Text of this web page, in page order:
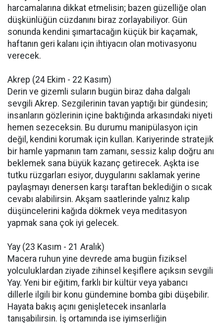
harcamalarına dikkat etmelisin; bazen güzelliğe olan
düşkünlüğün cüzdanını biraz zorlayabiliyor. Gün
sonunda kendini şımartacağın küçük bir kaçamak,
haftanın geri kalanı için ihtiyacın olan motivasyonu
verecek.
Akrep (24 Ekim - 22 Kasım)
Derin ve gizemli suların bugün biraz daha dalgalı
sevgili Akrep. Sezgilerinin tavan yaptığı bir gündesin;
insanların gözlerinin içine baktığında arkasındaki niyeti
hemen sezeceksin. Bu durumu manipülasyon için
değil, kendini korumak için kullan. Kariyerinde stratejik
bir hamle yapmanın tam zamanı, sessiz kalıp doğru anı
beklemek sana büyük kazanç getirecek. Aşkta ise
tutku rüzgarları esiyor, duygularını saklamak yerine
paylaşmayı denersen karşı taraftan beklediğin o sıcak
cevabı alabilirsin. Akşam saatlerinde yalnız kalıp
düşüncelerini kağıda dökmek veya meditasyon
yapmak sana çok iyi gelecek.
Yay (23 Kasım - 21 Aralık)
Macera ruhun yine devrede ama bugün fiziksel
yolculuklardan ziyade zihinsel keşiflere açıksın sevgili
Yay. Yeni bir eğitim, farklı bir kültür veya yabancı
dillerle ilgili bir konu gündemine bomba gibi düşebilir.
Hayata bakış açını genişletecek insanlarla
tanışabilirsin. İş ortamında ise iyimserliğin